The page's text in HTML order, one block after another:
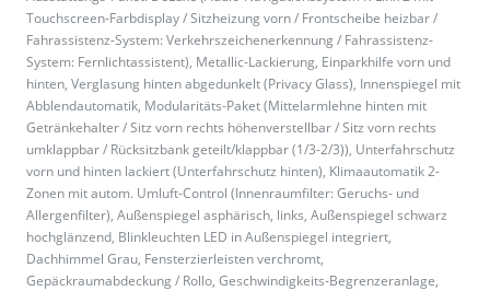
Touchscreen-Farbdisplay / Sitzheizung vorn / Frontscheibe heizbar /
Fahrassistenz-System: Verkehrszeichenerkennung / Fahrassistenz-
System: Fernlichtassistent), Metallic-Lackierung, Einparkhilfe vorn und
hinten, Verglasung hinten abgedunkelt (Privacy Glass), Innenspiegel mit
Abblendautomatik, Modularitäts-Paket (Mittelarmlehne hinten mit
Getränkehalter / Sitz vorn rechts höhenverstellbar / Sitz vorn rechts
umklappbar / Rücksitzbank geteilt/klappbar (1/3-2/3)), Unterfahrschutz
vorn und hinten lackiert (Unterfahrschutz hinten), Klimaautomatik 2-
Zonen mit autom. Umluft-Control (Innenraumfilter: Geruchs- und
Allergenfilter), Außenspiegel asphärisch, links, Außenspiegel schwarz
hochglänzend, Blinkleuchten LED in Außenspiegel integriert,
Dachhimmel Grau, Fensterzierleisten verchromt,
Gepäckraumabdeckung / Rollo, Geschwindigkeits-Begrenzeranlage,